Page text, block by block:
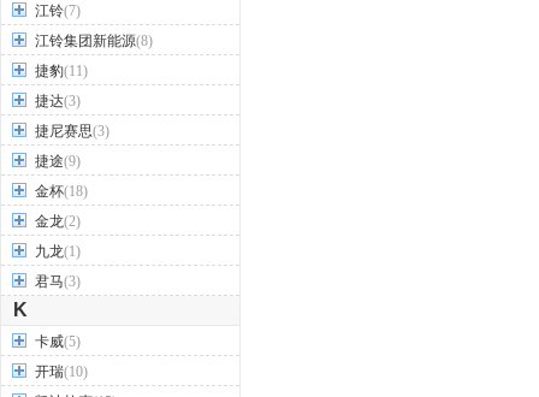
江铃(7)
江铃集团新能源(8)
捷豹(11)
捷达(3)
捷尼赛思(3)
捷途(9)
金杯(18)
金龙(2)
九龙(1)
君马(3)
K
卡威(5)
开瑞(10)